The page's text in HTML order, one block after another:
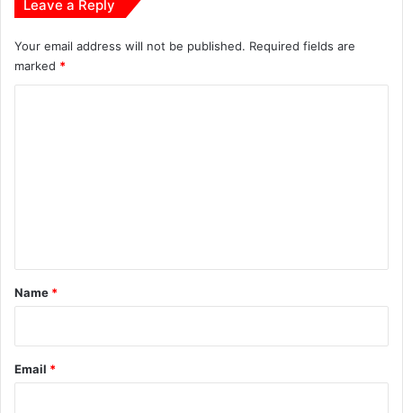
Leave a Reply
Your email address will not be published. Required fields are
marked *
*
Name *
Email *